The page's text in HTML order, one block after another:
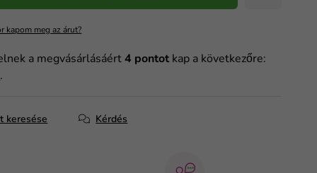
kapom meg az árut?
a megvásárlásáért4 pontot kap a következőre:
.
keresése Kérdés